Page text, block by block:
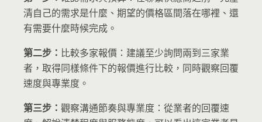
清自己的需求是什麼、期望的價格區間落在哪裡、還
有需要什麼時候完成。
第二步： 比較多家報價：建議至少詢問兩到三家業
者，取得同樣條件下的報價進行比較，同時觀察回覆
速度與專業度。
第三步： 觀察溝通節奏與專業度：從業者的回覆速